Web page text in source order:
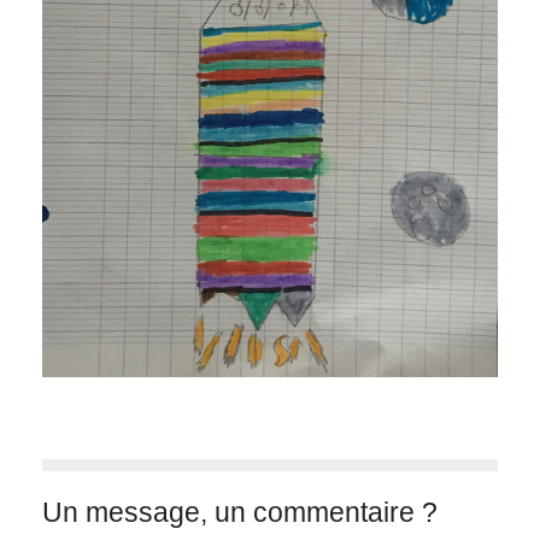
Un message, un commentaire ?